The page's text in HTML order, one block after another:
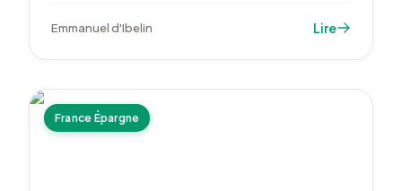
trésorerie disponible négative.
Emmanuel d'Ibelin Lire
France Épargne